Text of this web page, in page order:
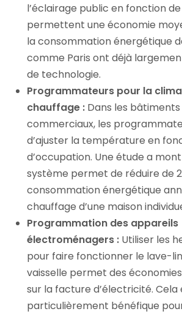
l’éclairage public en fonction
permettent une économie
la consommation énergétique
comme Paris ont déjà
de technologie.
Programmateurs pour la
chauffage : Dans les
commerciaux, les
d’ajuster la température en
d’occupation. Une étude a
système permet de réduire de
consommation énergétique
chauffage d’une maison
Programmation des appareils
électroménagers : Utiliser les
pour faire fonctionner le lave-
vaisselle permet des économies
sur la facture d’électricité. Cela
particulièrement bénéfique